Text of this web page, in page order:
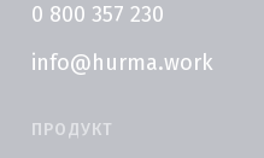
0 800 357 230
info@hurma.work
ПРОДУКТ